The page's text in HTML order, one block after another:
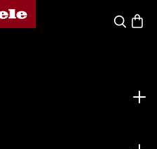
tinklalapis
Paieška